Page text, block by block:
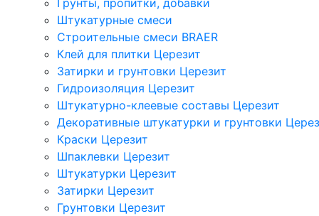
Грунты, пропитки, добавки
Штукатурные смеси
Строительные смеси BRAER
Клей для плитки Церезит
Затирки и грунтовки Церезит
Гидроизоляция Церезит
Штукатурно-клеевые составы Церезит
Декоративные штукатурки и грунтовки
Краски Церезит
Шпаклевки Церезит
Штукатурки Церезит
Затирки Церезит
Грунтовки Церезит